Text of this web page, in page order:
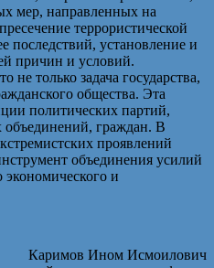
мер, направленных на
террористической
последствий, установление и
причин и условий.
не только задача государства,
общества. Эта
политических партий,
граждан. В
проявлений
объединения усилий
и
Каримов Ином Исмоилович